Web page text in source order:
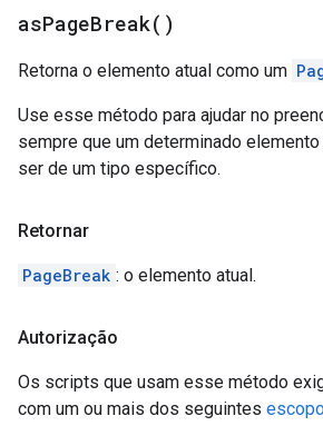
asPageBreak( )
Retorna o elemento atual como um
Use esse método para ajudar no
sempre que um determinado
ser de um tipo específico.
Retornar
PageBreak : o elemento atual.
Autorização
Os scripts que usam esse método
com um ou mais dos seguintes